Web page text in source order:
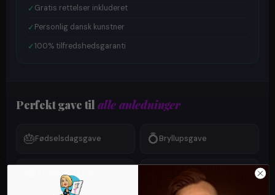
✓ Gratis rettelser inkluderet
✓ Personlig dansk kunstner
✓100% tilfredshedsgaranti
Perfekt gave til alle anledninger
🎂Fødselsdagsgave 💍Bryllupsgave
Studentergave Julegave